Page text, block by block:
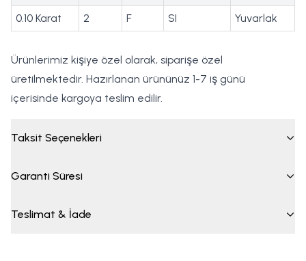
0.10 Karat
2 F SI Yuvarlak
Ürünlerimiz kişiye özel olarak, siparişe özel
üretilmektedir. Hazırlanan ürününüz 1-7 iş günü
içerisinde kargoya teslim edilir.
Taksit Seçenekleri
Garanti Süresi
Teslimat & İade